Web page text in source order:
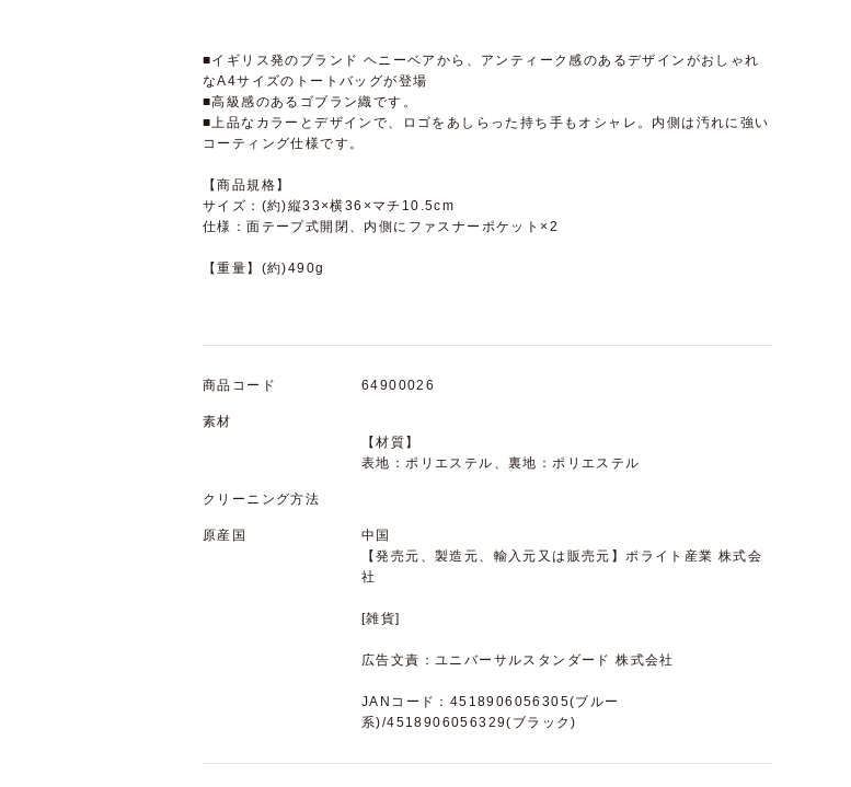
■イギリス発のブランド ヘニーベアから、アンティーク感のあるデザインがおしゃれ
なA4サイズのトートバッグが登場
■高級感のあるゴブラン織です。
■上品なカラーとデザインで、ロゴをあしらった持ち手もオシャレ。内側は汚れに強い
コーティング仕様です。
【商品規格】
サイズ：(約)縦33×横36×マチ10.5cm
仕様：面テープ式開閉、内側にファスナーポケット×2
【重量】(約)490g
商品コード 64900026
素材
【材質】
表地：ポリエステル、裏地：ポリエステル
クリーニング方法
原産国
中国
【発売元、製造元、輸入元又は販売元】ポライト産業 株式会
社
[雑貨]
広告文責：ユニバーサルスタンダード 株式会社
JANコード：4518906056305(ブルー
系)/4518906056329(ブラック)